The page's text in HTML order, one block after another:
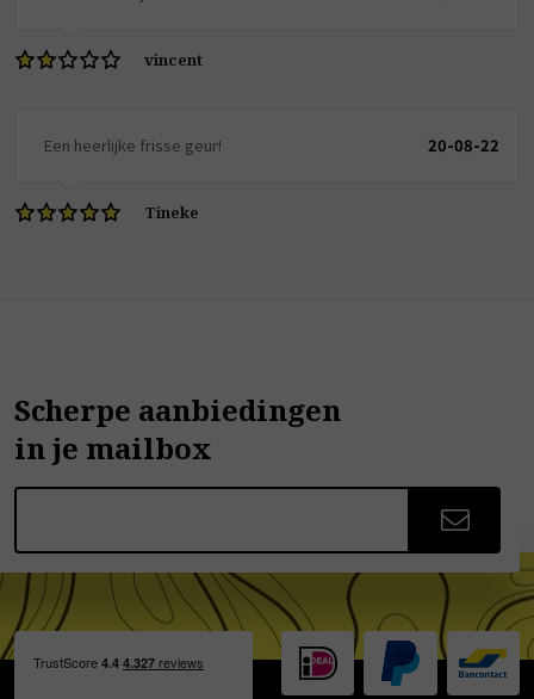
vincent
Een heerlijke frisse geur! 20-08-22
Tineke
Scherpe aanbiedingen
in je mailbox